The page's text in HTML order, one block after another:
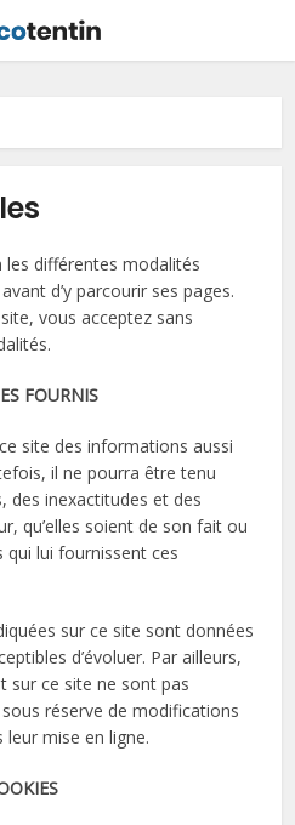
différentes modalités
d’y parcourir ses pages.
vous acceptez sans
FOURNIS
site des informations aussi
il ne pourra être tenu
des inexactitudes et des
qu’elles soient de son fait ou
lui fournissent ces
sur ce site sont données
d’évoluer. Par ailleurs,
sur ce site ne sont pas
réserve de modifications
mise en ligne.